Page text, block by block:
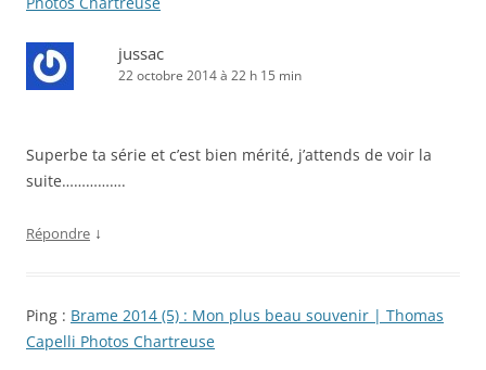
jussac
22 octobre 2014 à 22 h 15 min
Superbe ta série et c’est bien mérité, j’attends de voir la
suite…………….
Répondre ↓
Ping : Brame 2014 (5) : Mon plus beau souvenir | Thomas
Capelli Photos Chartreuse